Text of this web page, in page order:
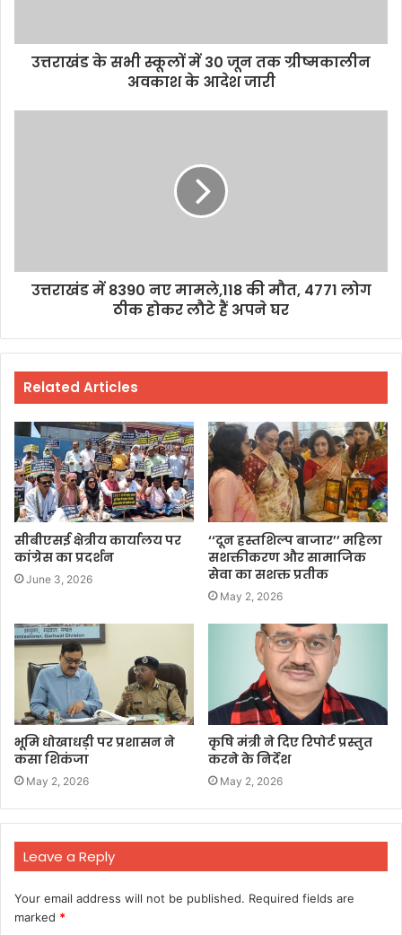
उत्तराखंड के सभी स्कूलों में 30 जून तक ग्रीष्मकालीन
अवकाश के आदेश जारी
उत्तराखंड में 8390 नए मामले,118 की मौत, 4771 लोग
ठीक होकर लौटे हैं अपने घर
Related Articles
सीबीएसई क्षेत्रीय कार्यालय पर
कांग्रेस का प्रदर्शन
June 3, 2026
‘‘दून हस्तशिल्प बाजार’’ महिला
सशक्तीकरण और सामाजिक
सेवा का सशक्त प्रतीक
May 2, 2026
भूमि धोखाधड़ी पर प्रशासन ने
कसा शिकंजा
May 2, 2026
कृषि मंत्री ने दिए रिपोर्ट प्रस्तुत
करने के निर्देश
May 2, 2026
Leave a Reply
Your email address will not be published. Required fields are
marked *